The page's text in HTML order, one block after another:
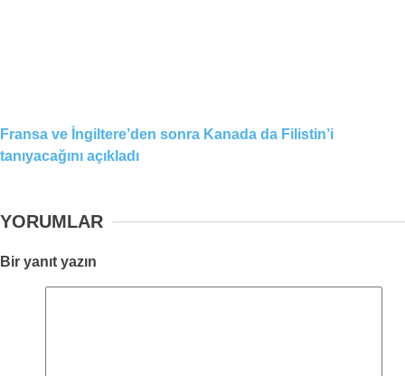
Fransa ve İngiltere’den sonra Kanada da Filistin’i
tanıyacağını açıkladı
YORUMLAR
Bir yanıt yazın